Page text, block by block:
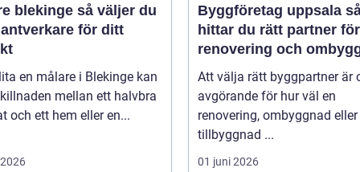
så väljer du
för ditt
en målare i Blekinge kan
mellan ett halvbra
och ett hem eller en...
Byggföretag uppsala så
hittar du rätt partner för
renovering och
Att välja rätt byggpartner är
avgörande för hur väl en
renovering, ombyggnad eller
tillbyggnad ...
01 juni 2026